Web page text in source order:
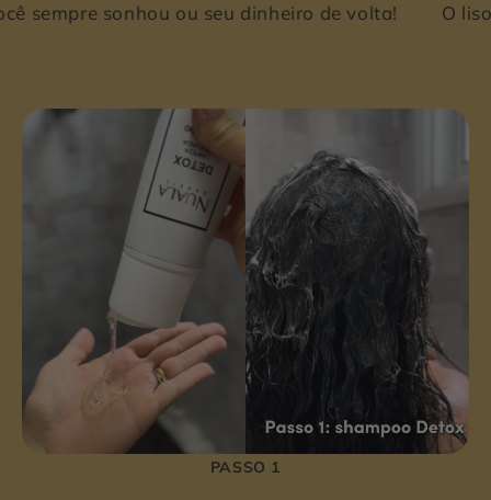
seu dinheiro de volta! O liso que você sempre
PASSO 1